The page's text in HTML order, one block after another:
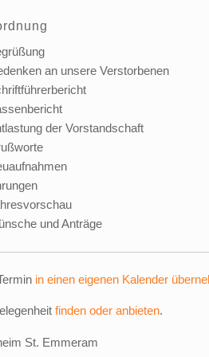
an unsere Verstorbenen
der Vorstandschaft
und Anträge
in einen eigenen Kalender
finden oder anbieten.